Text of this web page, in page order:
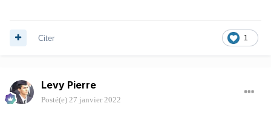
1
Citer
Levy Pierre
Posté(e) 27 janvier 2022